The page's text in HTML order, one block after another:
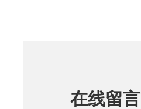
在线留言